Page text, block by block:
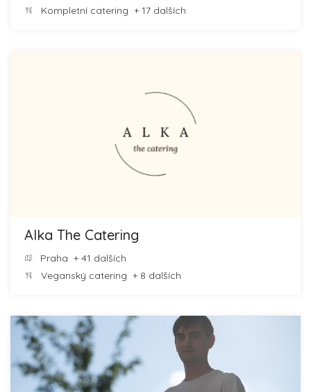
Kompletní catering + 17 dalších
Alka The Catering
Praha + 41 dalších
Veganský catering + 8 dalších